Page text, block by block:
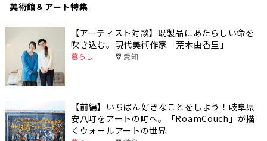
美術館＆アート特集
【アーティスト対談】既製品にあたらしい命を
吹き込む。現代美術作家「荒木由香里」
暮らし 愛知
【前編】いちばん好きなことをしよう！岐阜県
安八町をアートの町へ。「RoamCouch」が描
くウォールアートの世界